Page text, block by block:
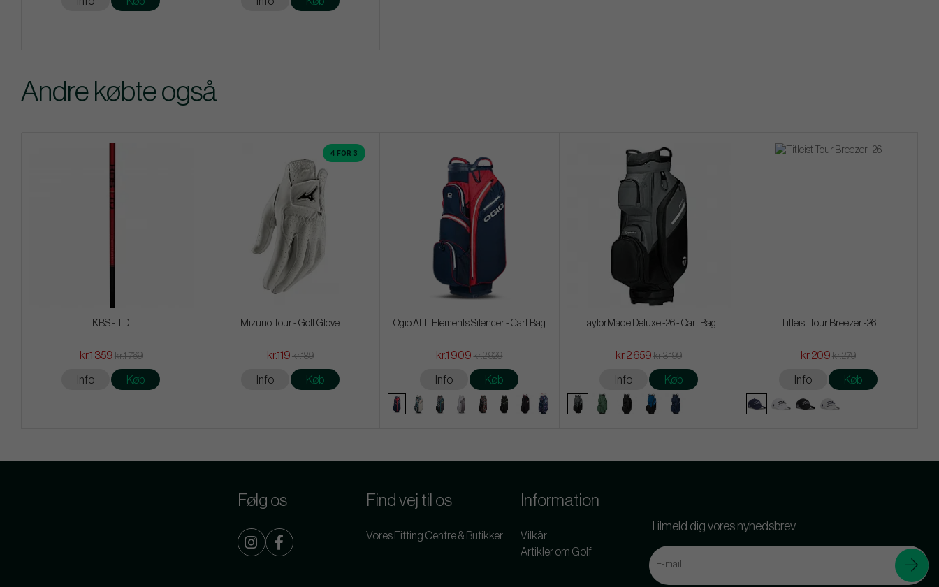
Andre købte også
KBS - TD
kr.1 359 kr.1 769
Info Køb
4 FOR 3
Mizuno Tour - Golf Glove
kr.119 kr.189
Info Køb
Ogio ALL Elements Silencer - Cart Bag
kr.1 909 kr.2 929
Info Køb
TaylorMade Deluxe -26 - Cart Bag
kr.2 659 kr.3 199
Info Køb
Titleist Tour Breezer -26
kr.209 kr.279
Info Køb
Følg os Find vej til os
Vores Fitting Centre & Butikker
Information
Vilkår
Artikler om Golf
Tilmeld dig vores nyhedsbrev